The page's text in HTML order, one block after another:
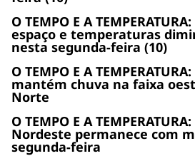
O TEMPO E A
espaço e temperaturas
nesta segunda-feira (10)
O TEMPO E A
mantém chuva na faixa
Norte
O TEMPO E A
Nordeste permanece com
segunda-feira